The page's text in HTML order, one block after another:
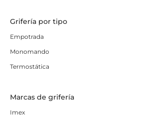
Grifería por tipo
Empotrada
Monomando
Termostática
Marcas de grifería
Imex